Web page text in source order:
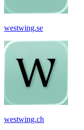
westwing.se
westwing.ch